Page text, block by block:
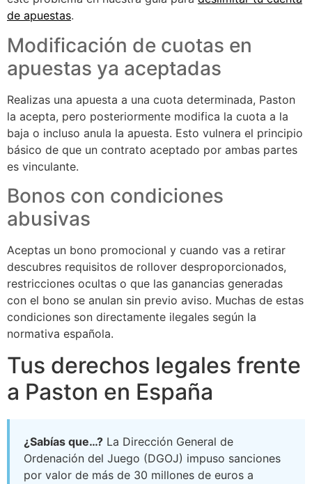
de apuestas.
Modificación de cuotas en
apuestas ya aceptadas
Realizas una apuesta a una cuota determinada, Paston
la acepta, pero posteriormente modifica la cuota a la
baja o incluso anula la apuesta. Esto vulnera el principio
básico de que un contrato aceptado por ambas partes
es vinculante.
Bonos con condiciones
abusivas
Aceptas un bono promocional y cuando vas a retirar
descubres requisitos de rollover desproporcionados,
restricciones ocultas o que las ganancias generadas
con el bono se anulan sin previo aviso. Muchas de estas
condiciones son directamente ilegales según la
normativa española.
Tus derechos legales frente
a Paston en España
¿Sabías que…? La Dirección General de
Ordenación del Juego (DGOJ) impuso sanciones
por valor de más de 30 millones de euros a